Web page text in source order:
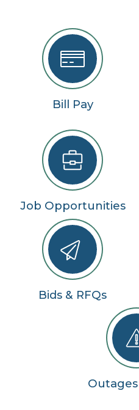
Bill Pay
Job Opportunities
Bids & RFQs